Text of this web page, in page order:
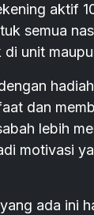
aktif
semua
di unit
dan
lebih
motivasi
ada ini